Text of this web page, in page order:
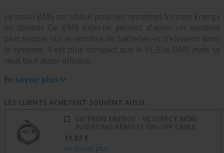
Le small BMS est utilisé pour les systèmes Victron Energy
en lithium. Ce BMS externe permet d'avoir un système
plus souple sur le nombre de batteries et d'élément dans
le système. Il est plus compact que le VE.Bus BMS mais se
veut tout aussi efficace.
En savoir plus
LES CLIENTS ACHÈTENT SOUVENT AUSSI :
VICTRON ENERGY - VE.DIRECT NON
INVERTING REMOTE ON-OFF CABLE
19,82 €
en savoir plus